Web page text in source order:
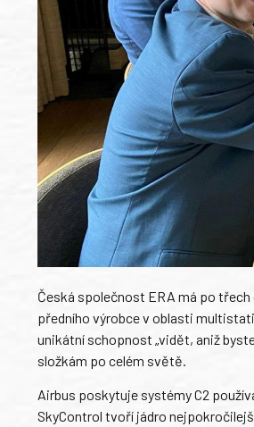
Česká společnost ERA má po
předního výrobce v oblasti
unikátní schopnost „vidět, aniž
složkám po celém světě.
Airbus poskytuje systémy C2
SkyControl tvoří jádro